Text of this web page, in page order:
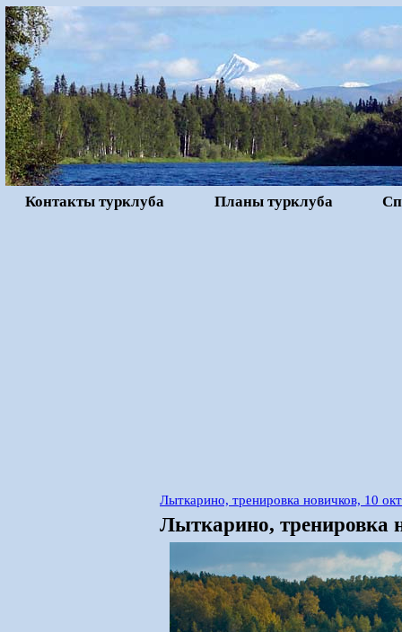
Контакты турклуба Планы турклуба
Лыткарино, тренировка новичков, 10
Лыткарино, тренировка